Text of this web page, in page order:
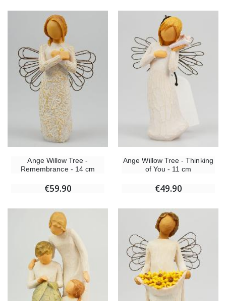
Ange Willow Tree -
Remembrance - 14 cm
€59.90
Ange Willow Tree - Thinking
of You - 11 cm
€49.90